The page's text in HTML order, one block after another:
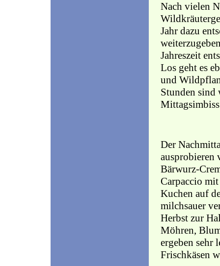
Nach vielen
Jahr dazu
Jahreszeit
Los geht es
und
Stunden sind
Der
ausprobieren
Bärwurz-
Carpaccio
Kuchen auf
milchsauer
Herbst zur
Möhren,
ergeben sehr
Frischkäsen